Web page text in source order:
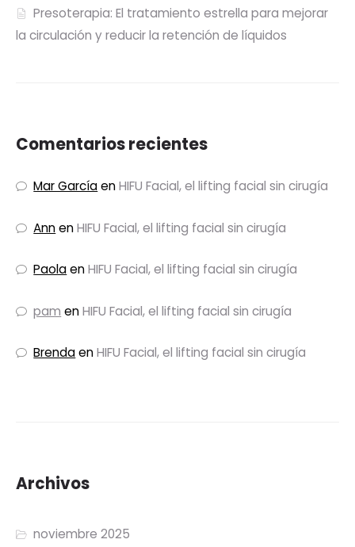
Presoterapia: El tratamiento estrella para mejorar
la circulación y reducir la retención de líquidos
Comentarios recientes
Mar GarcíaenHIFU Facial, el lifting facial sin cirugía
AnnenHIFU Facial, el lifting facial sin cirugía
PaolaenHIFU Facial, el lifting facial sin cirugía
pam enHIFU Facial, el lifting facial sin cirugía
BrendaenHIFU Facial, el lifting facial sin cirugía
Archivos
noviembre 2025